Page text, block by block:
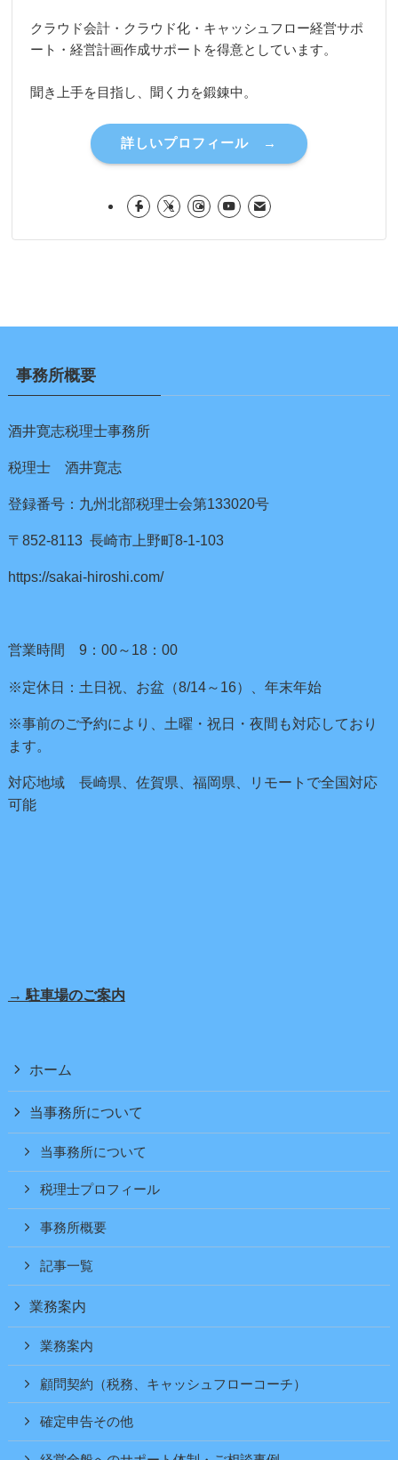
クラウド会計・クラウド化・キャッシュフロー経営サポ
ート・経営計画作成サポートを得意としています。
聞き上手を目指し、聞く力を鍛錬中。
詳しいプロフィール →
事務所概要
酒井寛志税理士事務所
税理士 酒井寛志
登録番号：九州北部税理士会第133020号
〒852-8113 長崎市上野町8-1-103
https://sakai-hiroshi.com/
営業時間 9：00～18：00
※定休日：土日祝、お盆（8/14～16）、年末年始
※事前のご予約により、土曜・祝日・夜間も対応しており
ます。
対応地域 長崎県、佐賀県、福岡県、リモートで全国対応
可能
→ 駐車場のご案内
ホーム
当事務所について
当事務所について
税理士プロフィール
事務所概要
記事一覧
業務案内
業務案内
顧問契約（税務、キャッシュフローコーチ）
確定申告その他